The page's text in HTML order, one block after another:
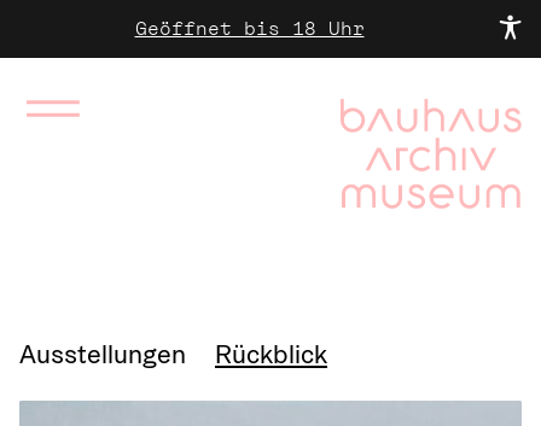
Geöffnet bis 18 Uhr
Ausstellungen Rückblick